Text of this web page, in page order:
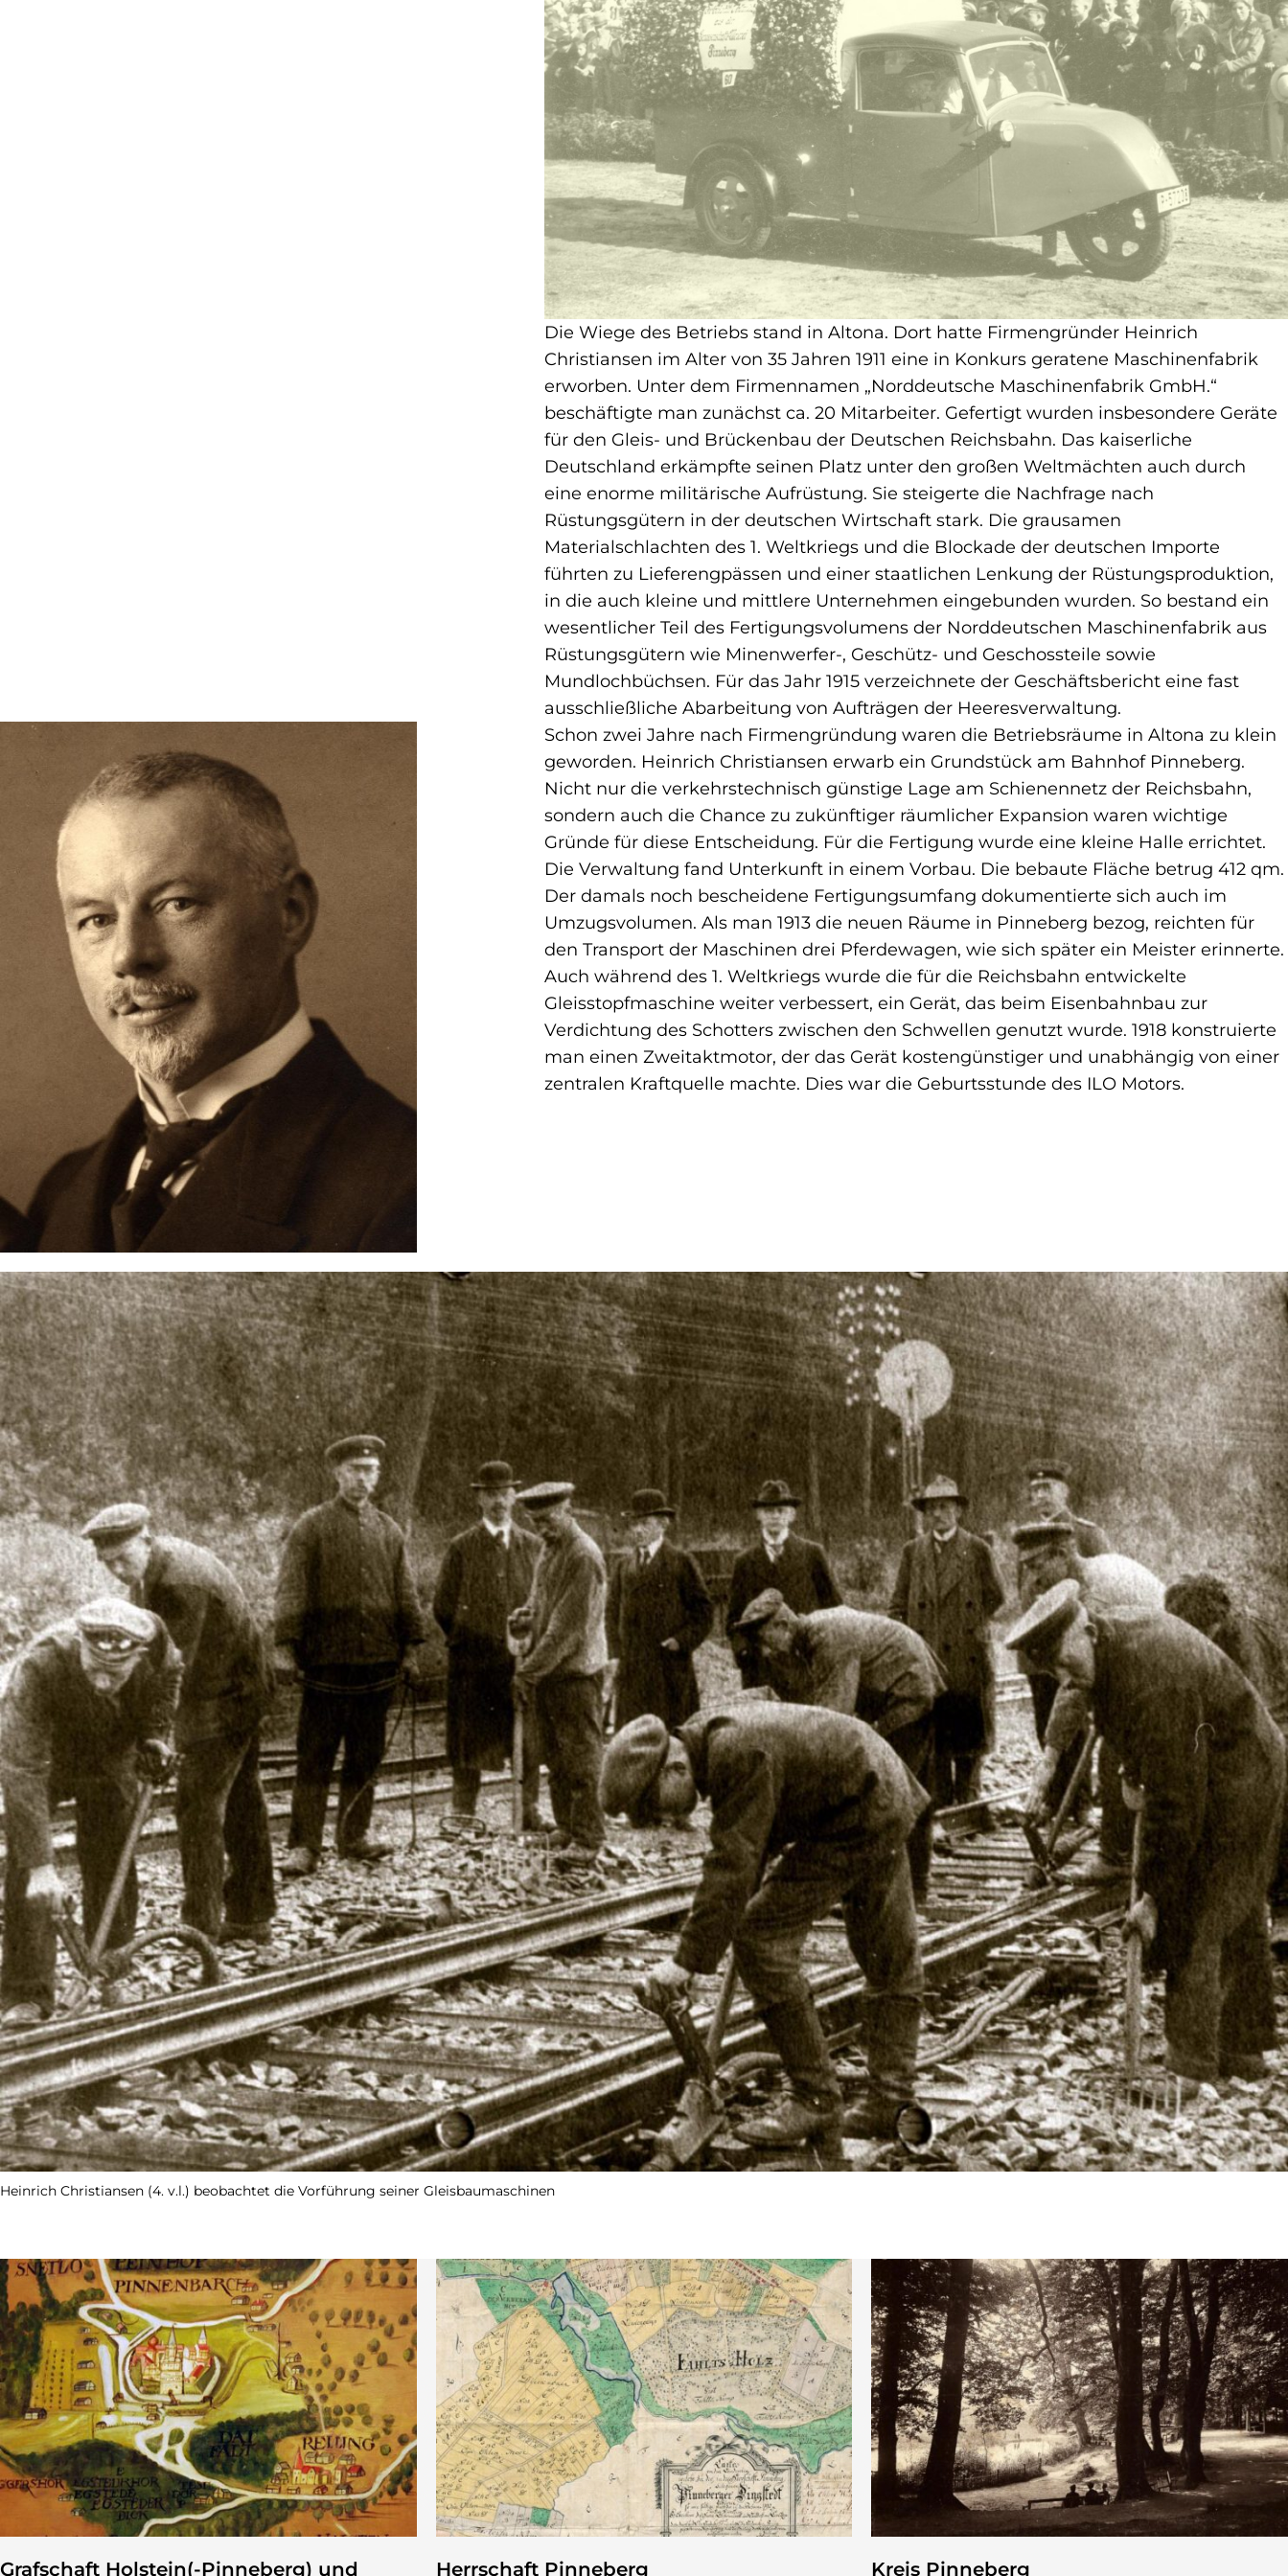
Die Wiege des Betriebs stand in Altona. Dort hatte Firmengründer Heinrich
Christiansen im Alter von 35 Jahren 1911 eine in Konkurs geratene Maschinenfabrik
erworben. Unter dem Firmennamen „Norddeutsche Maschinenfabrik GmbH.“
beschäftigte man zunächst ca. 20 Mitarbeiter. Gefertigt wurden insbesondere Geräte
für den Gleis- und Brückenbau der Deutschen Reichsbahn. Das kaiserliche
Deutschland erkämpfte seinen Platz unter den großen Weltmächten auch durch
eine enorme militärische Aufrüstung. Sie steigerte die Nachfrage nach
Rüstungsgütern in der deutschen Wirtschaft stark. Die grausamen
Materialschlachten des 1. Weltkriegs und die Blockade der deutschen Importe
führten zu Lieferengpässen und einer staatlichen Lenkung der Rüstungsproduktion,
in die auch kleine und mittlere Unternehmen eingebunden wurden. So bestand ein
wesentlicher Teil des Fertigungsvolumens der Norddeutschen Maschinenfabrik aus
Rüstungsgütern wie Minenwerfer-, Geschütz- und Geschossteile sowie
Mundlochbüchsen. Für das Jahr 1915 verzeichnete der Geschäftsbericht eine fast
ausschließliche Abarbeitung von Aufträgen der Heeresverwaltung.
Schon zwei Jahre nach Firmengründung waren die Betriebsräume in Altona zu klein
geworden. Heinrich Christiansen erwarb ein Grundstück am Bahnhof Pinneberg.
Nicht nur die verkehrstechnisch günstige Lage am Schienennetz der Reichsbahn,
sondern auch die Chance zu zukünftiger räumlicher Expansion waren wichtige
Gründe für diese Entscheidung. Für die Fertigung wurde eine kleine Halle errichtet.
Die Verwaltung fand Unterkunft in einem Vorbau. Die bebaute Fläche betrug 412 qm.
Der damals noch bescheidene Fertigungsumfang dokumentierte sich auch im
Umzugsvolumen. Als man 1913 die neuen Räume in Pinneberg bezog, reichten für
den Transport der Maschinen drei Pferdewagen, wie sich später ein Meister erinnerte.
Auch während des 1. Weltkriegs wurde die für die Reichsbahn entwickelte
Gleisstopfmaschine weiter verbessert, ein Gerät, das beim Eisenbahnbau zur
Verdichtung des Schotters zwischen den Schwellen genutzt wurde. 1918 konstruierte
man einen Zweitaktmotor, der das Gerät kostengünstiger und unabhängig von einer
zentralen Kraftquelle machte. Dies war die Geburtsstunde des ILO Motors.
Heinrich Christiansen (4. v.l.) beobachtet die Vorführung seiner Gleisbaumaschinen
Grafschaft Holstein(-Pinneberg) und Herrschaft Pinneberg Kreis Pinneberg